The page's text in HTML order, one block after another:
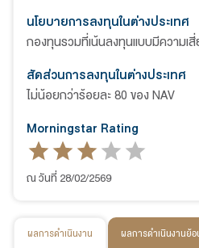
นโยบายการลงทุนในต่างประเทศ
กองทุนรวมที่เน้นลงทุนแบบมีความเสี่
สัดส่วนการลงทุนในต่างประเทศ
ไม่น้อยกว่าร้อยละ 80 ของ NAV
Morningstar Rating
ณ วันที่ 28/02/2569
ผลการดำเนินงาน ผลการดำเนินงานย้